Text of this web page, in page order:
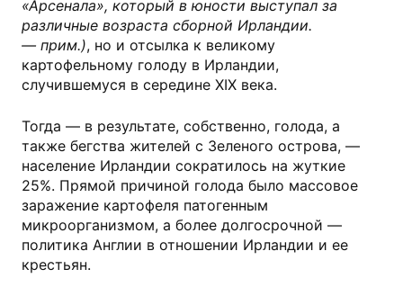
«Арсенала», который в юности выступал за
различные возраста сборной Ирландии.
— прим.), но и отсылка к великому
картофельному голоду в Ирландии,
случившемуся в середине XIX века.
Тогда — в результате, собственно, голода, а
также бегства жителей с Зеленого острова, —
население Ирландии сократилось на жуткие
25%. Прямой причиной голода было массовое
заражение картофеля патогенным
микроорганизмом, а более долгосрочной —
политика Англии в отношении Ирландии и ее
крестьян.